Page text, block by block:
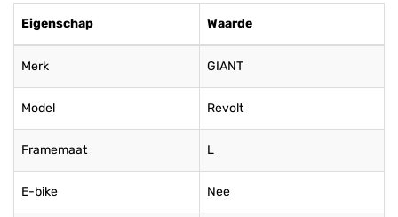
Eigenschap Waarde
Merk GIANT
Model Revolt
Framemaat L
E-bike Nee